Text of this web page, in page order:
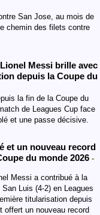
San Jose, au mois de
chemin des filets contre
Messi brille avec
depuis la Coupe du
la fin de la Coupe du
de Leagues Cup face
et une passe décisive.
et un nouveau record
du monde 2026 -
Messi a contribué à la
Luis (4-2) en Leagues
titularisation depuis
offert un nouveau record